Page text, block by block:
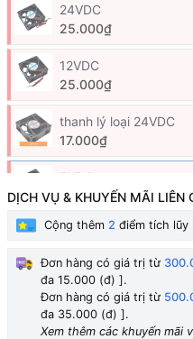
24VDC
25.000₫
12VDC
25.000₫
thanh lý loại 24VDC
17.000₫
5VDC
25.000₫
DỊCH VỤ & KHUYẾN MÃI LIÊN
Cộng thêm 2 điểm tích lũy
Đơn hàng có giá trị từ
đa 15.000 (đ) ].
Đơn hàng có giá trị từ
đa 35.000 (đ) ].
Xem thêm các khuyến mãi